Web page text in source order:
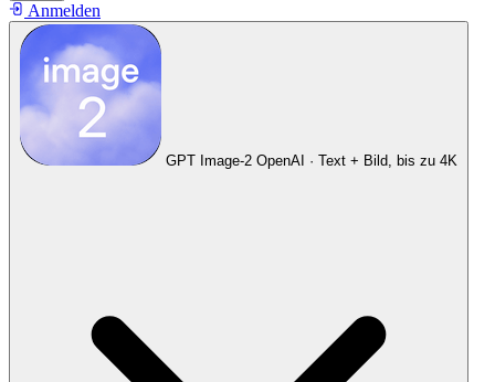
Anmelden
GPT Image-2 OpenAI · Text + Bild, bis zu 4K